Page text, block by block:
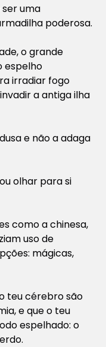
uma
poderosa.
o grande
espelho
irradiar fogo
a antiga ilha
e não a adaga
olhar para si
como a chinesa,
uso de
mágicas,
teu cérebro são
e que o teu
espelhado: o